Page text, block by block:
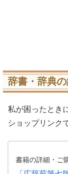
辞書・辞典
私が困ったとき
ショップリンク
書籍の詳細・ご